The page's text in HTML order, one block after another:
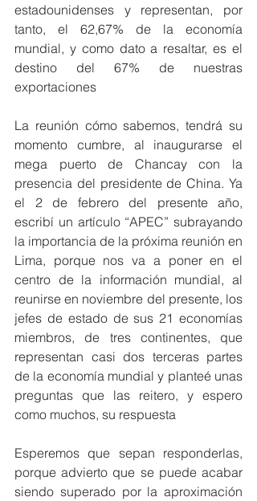
estadounidenses y representan, por
tanto, el 62,67% de la economía
mundial, y como dato a resaltar, es el
destino del 67% de nuestras
exportaciones
La reunión cómo sabemos, tendrá su
momento cumbre, al inaugurarse el
mega puerto de Chancay con la
presencia del presidente de China. Ya
el 2 de febrero del presente año,
escribí un artículo “APEC” subrayando
la importancia de la próxima reunión en
Lima, porque nos va a poner en el
centro de la información mundial, al
reunirse en noviembre del presente, los
jefes de estado de sus 21 economías
miembros, de tres continentes, que
representan casi dos terceras partes
de la economía mundial y planteé unas
preguntas que las reitero, y espero
como muchos, su respuesta
Esperemos que sepan responderlas,
porque advierto que se puede acabar
siendo superado por la aproximación